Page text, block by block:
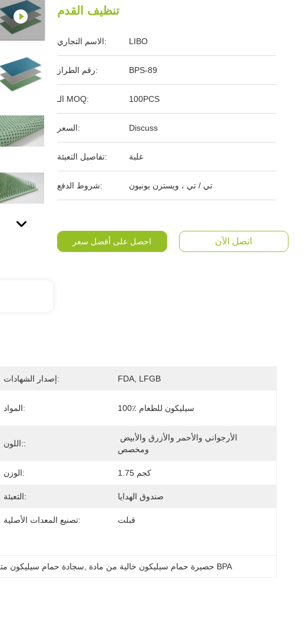
تنظيف القدم
الاسم التجاري: LIBO
رقم الطراز: BPS-89
الـ MOQ: 100PCS
السعر: Discuss
تفاصيل التعبئة: علبة
شروط الدفع: تي / تي ، ويسترن يونيون
احصل على أفضل سعر اتصل الآن
إصدار الشهادات: FDA, LFGB
المواد: 100٪ سيليكون للطعام
اللون::
ومخصص
الوزن: 1.75 كجم
التعبئة: صندوق الهدايا
تصنيع المعدات الأصلية: قبلت
سجادة حمام سيليكون حصيرة حمام سيليكون خالية من مادة BPA